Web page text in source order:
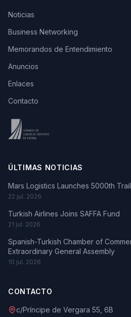
Noticias
Business Networking
Memorandos de Entendimiento
Anuncios
Enlaces
Contacto
ÚLTIMAS NOTICIAS
Mars Logistics Launches 5000th
22 jul. 2026
Turkish Airlines Joins SAFFA Fund
21 jul. 2026
Spanish-Turkish Chamber of
Extraordinary General Assembly
10 jul. 2026
CONTACTO
c/Príncipe de Vergara 55, 6B